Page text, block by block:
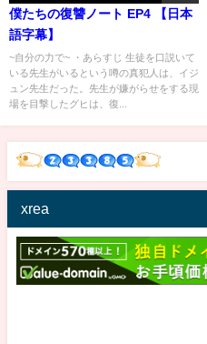
僕たちの復讐ノート EP4 【日本
語字幕】
~自分の力で~ ・あらすじ 生徒を口説いて
いる先生がいるという噂の真犯人は、イジ
ュン先生だった。先生が嫌がらせをする現
場を目撃したグヒは、復...
xrea